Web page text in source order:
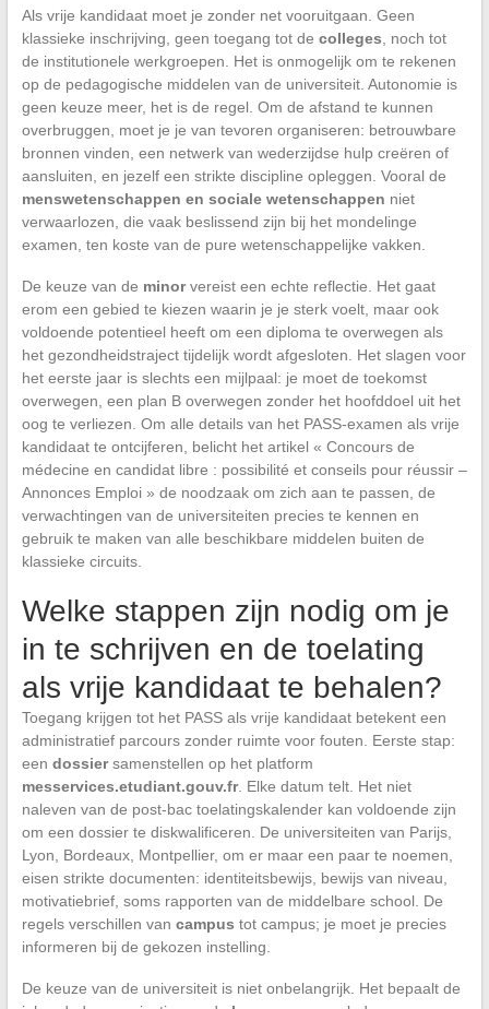
Als vrije kandidaat moet je zonder net vooruitgaan. Geen
klassieke inschrijving, geen toegang tot de colleges , noch tot
de institutionele werkgroepen. Het is onmogelijk om te rekenen
op de pedagogische middelen van de universiteit. Autonomie is
geen keuze meer, het is de regel. Om de afstand te kunnen
overbruggen, moet je je van tevoren organiseren: betrouwbare
bronnen vinden, een netwerk van wederzijdse hulp creëren of
aansluiten, en jezelf een strikte discipline opleggen. Vooral de
menswetenschappen en sociale wetenschappen niet
verwaarlozen, die vaak beslissend zijn bij het mondelinge
examen, ten koste van de pure wetenschappelijke vakken.
De keuze van de minorvereist een echte reflectie. Het gaat
erom een gebied te kiezen waarin je je sterk voelt, maar ook
voldoende potentieel heeft om een diploma te overwegen als
het gezondheidstraject tijdelijk wordt afgesloten. Het slagen voor
het eerste jaar is slechts een mijlpaal: je moet de toekomst
overwegen, een plan B overwegen zonder het hoofddoel uit het
oog te verliezen. Om alle details van het PASS-examen als vrije
kandidaat te ontcijferen, belicht het artikel « Concours de
médecine en candidat libre : possibilité et conseils pour réussir –
Annonces Emploi » de noodzaak om zich aan te passen, de
verwachtingen van de universiteiten precies te kennen en
gebruik te maken van alle beschikbare middelen buiten de
klassieke circuits.
Welke stappen zijn nodig om je
in te schrijven en de toelating
als vrije kandidaat te behalen?
Toegang krijgen tot het PASS als vrije kandidaat betekent een
administratief parcours zonder ruimte voor fouten. Eerste stap:
een dossiersamenstellen op het platform
messervices.etudiant.gouv.fr. Elke datum telt. Het niet
naleven van de post-bac toelatingskalender kan voldoende zijn
om een dossier te diskwalificeren. De universiteiten van Parijs,
Lyon, Bordeaux, Montpellier, om er maar een paar te noemen,
eisen strikte documenten: identiteitsbewijs, bewijs van niveau,
motivatiebrief, soms rapporten van de middelbare school. De
regels verschillen van campus tot campus; je moet je precies
informeren bij de gekozen instelling.
De keuze van de universiteit is niet onbelangrijk. Het bepaalt de